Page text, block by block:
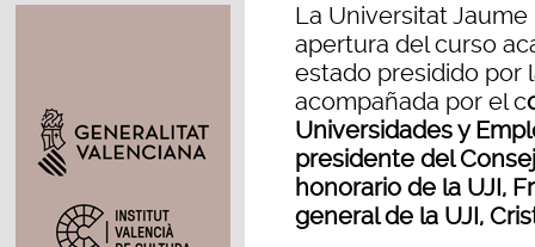
La Universitat
apertura del curso
estado presidido por
acompañada por el c
Universidades y
presidente del
honorario de la UJI,
general de la UJI,